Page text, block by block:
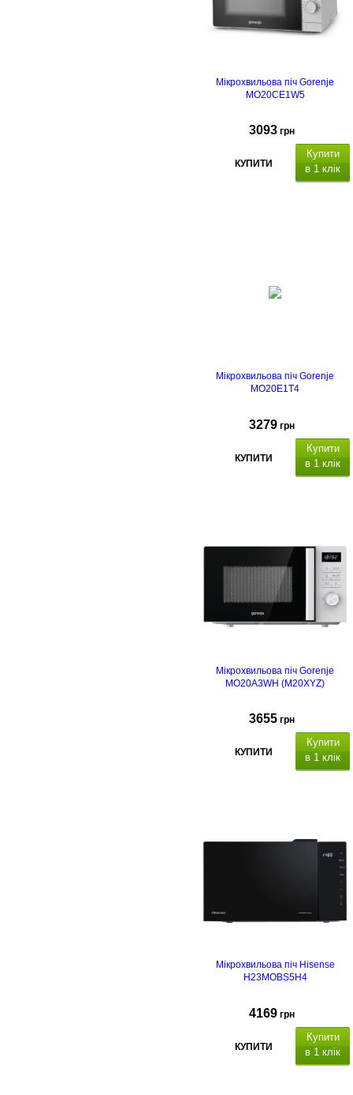
Мікрохвильова піч Gorenje
MO20CE1W5
3093 грн
КУПИТИ
Купити
в 1 клік
Мікрохвильова піч Gorenje
MO20E1T4
3279 грн
КУПИТИ
Купити
в 1 клік
Мікрохвильова піч Gorenje
MO20A3WH (M20XYZ)
3655 грн
КУПИТИ
Купити
в 1 клік
Мікрохвильова піч Hisense
H23MOBS5H4
4169 грн
КУПИТИ
Купити
в 1 клік